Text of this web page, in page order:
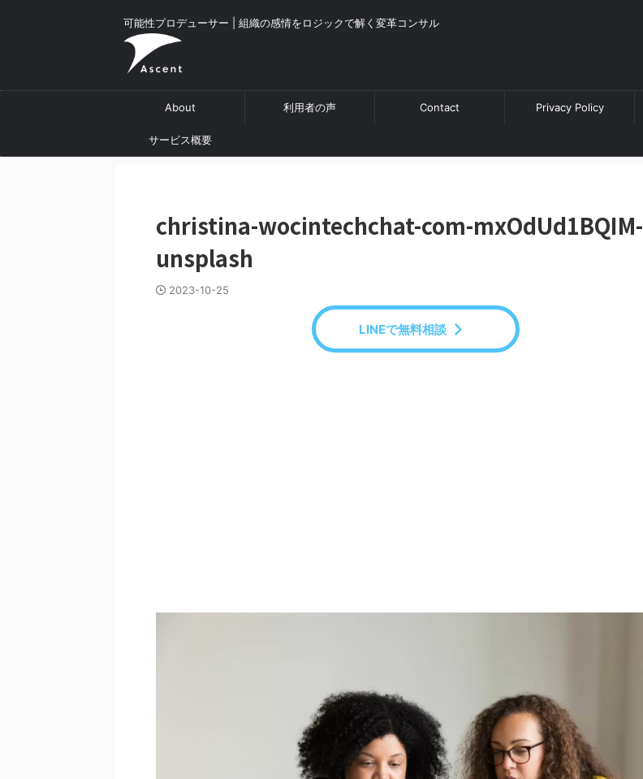
可能性プロデューサー | 組織の感情をロジックで解く変革コンサル
About 利用者の声 Contact Privacy Policy
サービス概要
christina-wocintechchat-com-mxOdUd1BQIM-
unsplash
2023-10-25
LINEで無料相談